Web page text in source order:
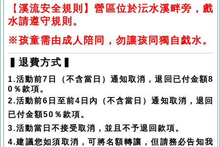
【溪流安全規則】營區位於沄水溪畔旁，戲
水請遵守規則。
※孩童需由成人陪同，勿讓孩同獨自戯水。
▍退費方式▍
1.活動前7日（不含當日）通知取消，退回已付金額8
0％款項。
2.活動前6日至前4日內（不含當日）通知取消， 退回
已付金額50％款項。
3.活動當日不接受取消，並且不予退回款項。
4.建議您如須取消，可將名額轉讓，但請務必告知我